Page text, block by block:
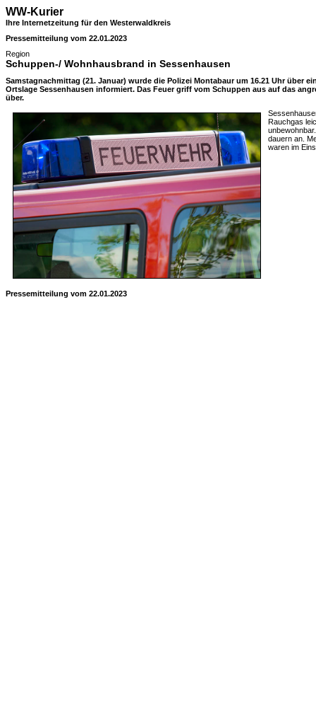
WW-Kurier
Ihre Internetzeitung für den Westerwaldkreis
Pressemitteilung vom 22.01.2023
Region
Schuppen-/ Wohnhausbrand in Sessenhausen
Samstagnachmittag (21. Januar) wurde die Polizei Montabaur um 16.21 Uhr über
Ortslage Sessenhausen informiert. Das Feuer griff vom Schuppen aus auf das
über.
Rauchgas
dauern an.
waren im
Pressemitteilung vom 22.01.2023